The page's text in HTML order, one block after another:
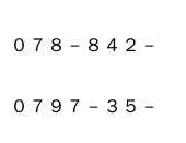
７８－８４２－
７９７－３５－